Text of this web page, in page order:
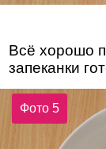
Всё хорошо
запеканки
Фото 5